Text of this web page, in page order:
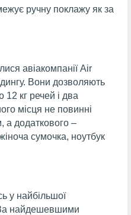
ручну поклажу як за
авіакомпанії Air
Вони дозволяють
12 кг речей і два
місця не повинні
а додаткового –
сумочка, ноутбук
у найбільшої
За найдешевшими